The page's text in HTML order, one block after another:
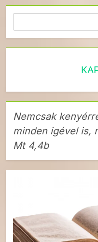
Nemcsak
minden igével is,
Mt 4,4b